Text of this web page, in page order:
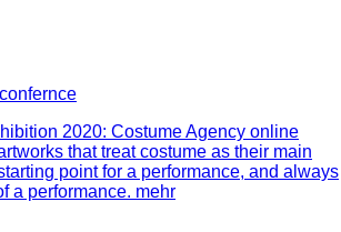
2020: Costume Agency online
that treat costume as their main
point for a performance, and always
a performance. mehr